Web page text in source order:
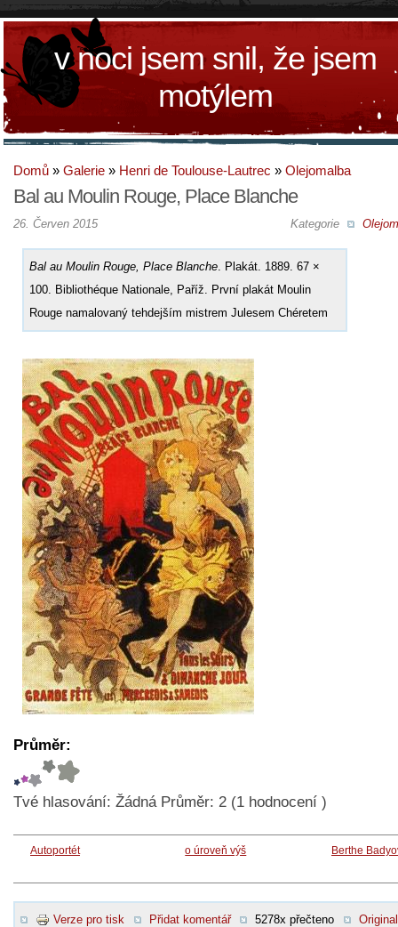
v noci jsem snil, že jsem
motýlem
Domů » Galerie » Henri de Toulouse-Lautrec » Olejomalba
Bal au Moulin Rouge, Place Blanche
Kategorie
26. Červen 2015
Bal au Moulin Rouge, Place Blanche . Plakát. 1889. 67 ×
100. Bibliothéque Nationale, Paříž. První plakát Moulin
Rouge namalovaný tehdejším mistrem Julesem Chéretem
Průměr:
Tvé hlasování: Žádná Průměr: 2 (1 hodnocení )
Autoportét o úroveň výš Berthe
Verze pro tisk Přidat komentář 5278x přečteno
Original